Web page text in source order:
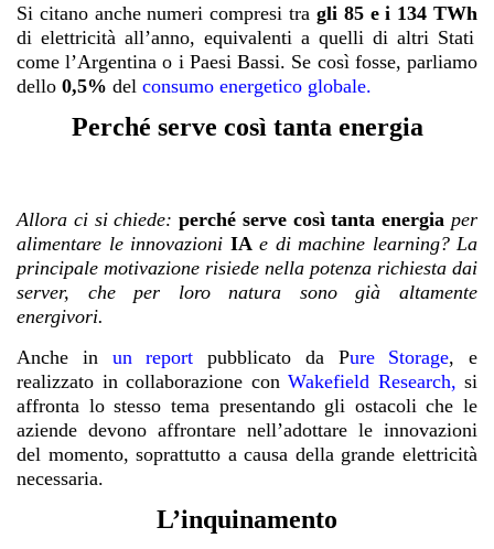
Si citano anche numeri compresi tra gli 85 e i 134 TWh
di elettricità all’anno, equivalenti a quelli di altri Stati
come l’Argentina o i Paesi Bassi. Se così fosse, parliamo
dello 0,5% del consumo energetico globale.
Perché serve così tanta energia
Allora ci si chiede:perché serve così tanta energia per
alimentare le innovazioni IA e di machine learning? La
principale motivazione risiede nella potenza richiesta dai
server, che per loro natura sono già altamente
energivori.
Anche in
un report pubblicato da Pure Storage, e
realizzato in collaborazione con Wakefield Research, si
affronta lo stesso tema presentando gli ostacoli che le
aziende devono affrontare nell’adottare le innovazioni
del momento, soprattutto a causa della grande elettricità
necessaria.
L’inquinamento